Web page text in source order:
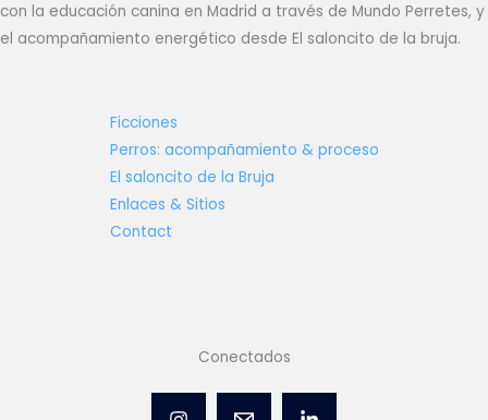
con la educación canina en Madrid a través de Mundo Perretes, y
el acompañamiento energético desde El saloncito de la bruja.
Ficciones
Perros: acompañamiento & proceso
El saloncito de la Bruja
Enlaces & Sitios
Contact
Conectados